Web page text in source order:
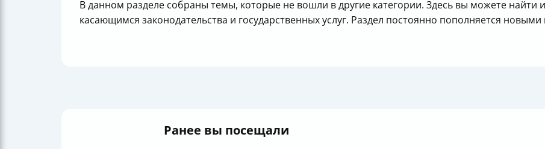
В данном разделе собраны темы, которые не вошли в другие категории. Здесь вы можете
касающимся законодательства и государственных услуг. Раздел постоянно пополняется
Ранее вы посещали